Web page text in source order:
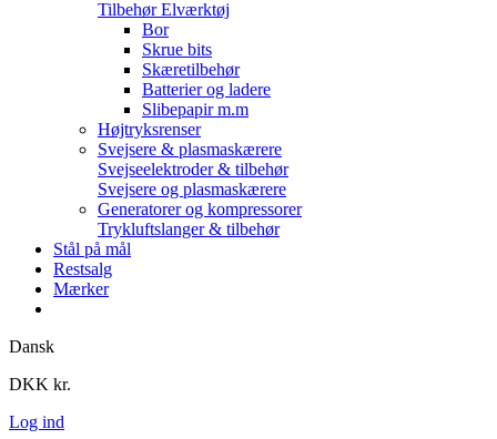
Tilbehør Elværktøj
Bor
Skrue bits
Skæretilbehør
Batterier og ladere
Slibepapir m.m
Højtryksrenser
Svejsere & plasmaskærere
Svejseelektroder & tilbehør
Svejsere og plasmaskærere
Generatorer og kompressorer
Trykluftslanger & tilbehør
Stål på mål
Restsalg
Mærker
Dansk
DKK kr.
Log ind